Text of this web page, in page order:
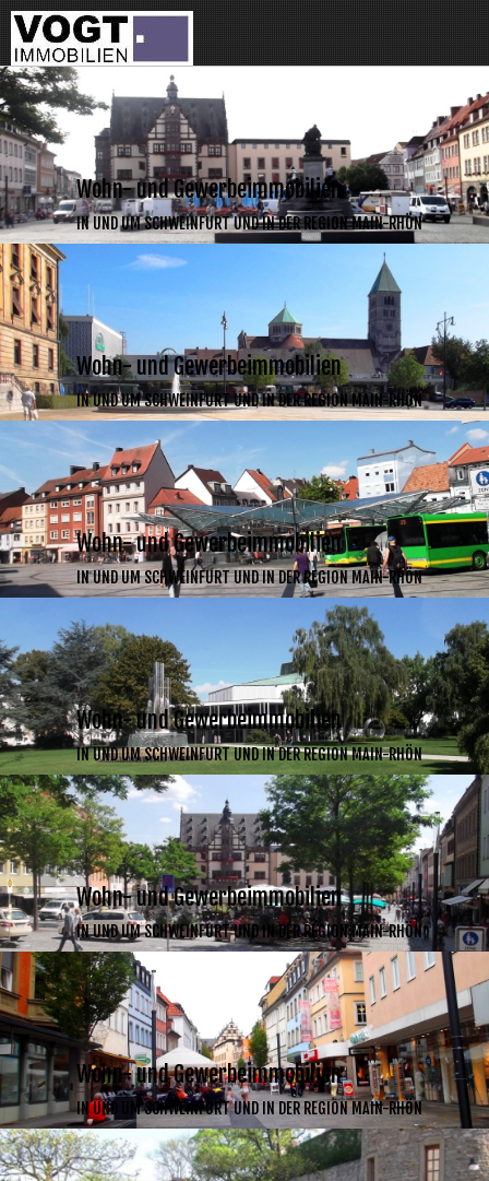
Wohn- und Gewerbeimmobilien
IN UND UM SCHWEINFURT UND IN DER REGION MAIN-RHÖN
Wohn- und Gewerbeimmobilien
IN UND UM SCHWEINFURT UND IN DER REGION MAIN-RHÖN
Wohn- und Gewerbeimmobilien
IN UND UM SCHWEINFURT UND IN DER REGION MAIN-RHÖN
Wohn- und Gewerbeimmobilien
IN UND UM SCHWEINFURT UND IN DER REGION MAIN-RHÖN
Wohn- und Gewerbeimmobilien
IN UND UM SCHWEINFURT UND IN DER REGION MAIN-RHÖN
Wohn- und Gewerbeimmobilien
IN UND UM SCHWEINFURT UND IN DER REGION MAIN-RHÖN